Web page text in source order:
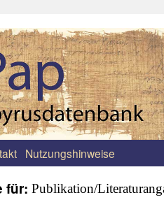
Nutzungshinweise
für: Publikation/